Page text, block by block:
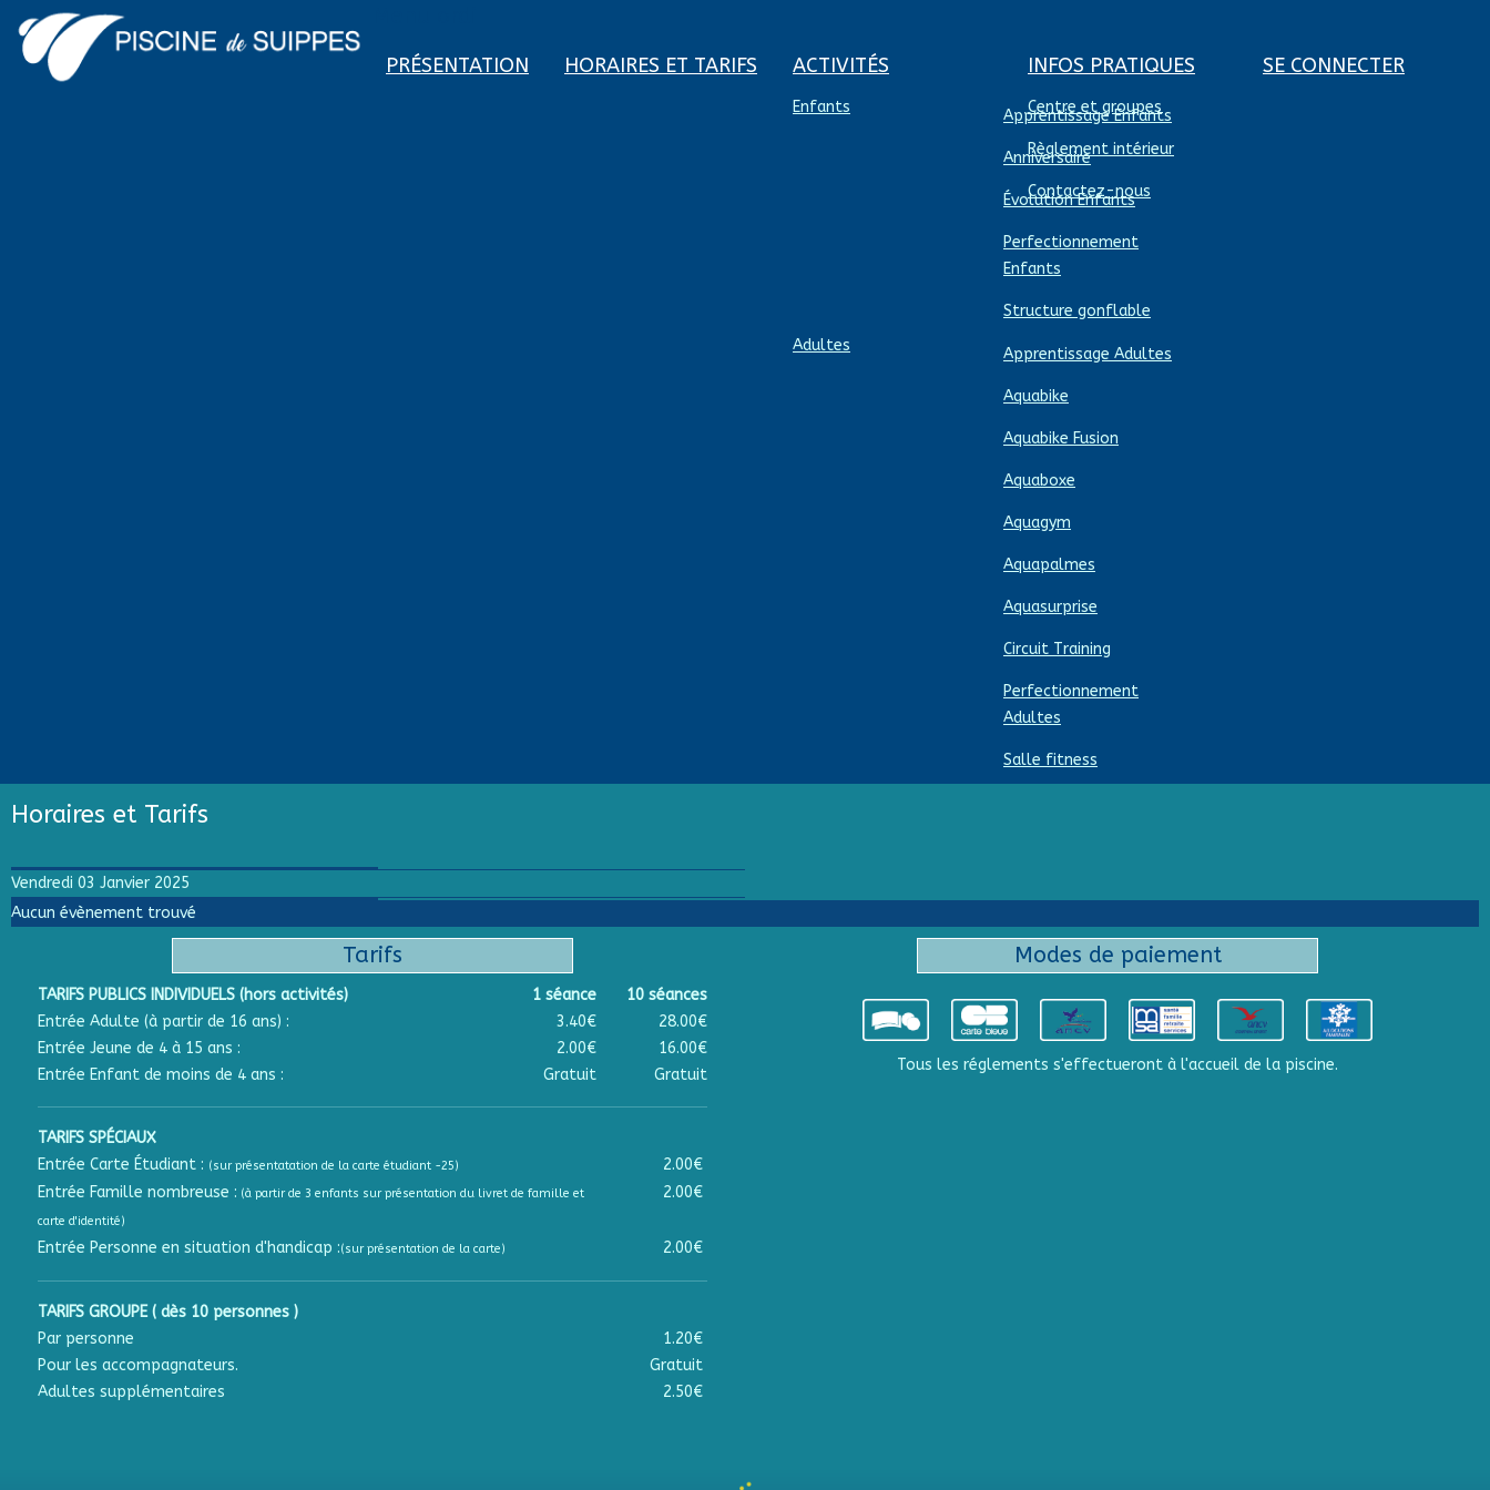
PRÉSENTATION HORAIRES ET TARIFS ACTIVITÉS
Enfants Apprentissage Enfants
Anniversaire
Évolution Enfants
Perfectionnement
Enfants
Structure gonflable
Adultes
Apprentissage Adultes
Aquabike
Aquabike Fusion
Aquaboxe
Aquagym
Aquapalmes
Aquasurprise
Circuit Training
Perfectionnement
Adultes
Salle fitness
INFOS PRATIQUES
Centre et groupes
Règlement intérieur
Contactez-nous
SE CONNECTER
Horaires et Tarifs
Vendredi 03 Janvier 2025
Aucun évènement trouvé
Tarifs
TARIFS PUBLICS INDIVIDUELS (hors activités) 1 séance
10 séances
Entrée Adulte (à partir de 16 ans) :
3.40€
28.00€
Entrée Jeune de 4 à 15 ans :
2.00€
16.00€
Entrée Enfant de moins de 4 ans :
Gratuit Gratuit
TARIFS SPÉCIAUX
Entrée Carte Étudiant : (sur présentatation de la carte étudiant -25)
2.00€
Entrée Famille nombreuse : (à partir de 3 enfants sur présentation du livret de famille et
carte d'identité)
2.00€
Entrée Personne en situation d'handicap :(sur présentation de la carte) 2.00€
TARIFS GROUPE ( dès 10 personnes )
Par personne
1.20€
Pour les accompagnateurs.
Gratuit
Adultes supplémentaires
2.50€
Modes de paiement
Tous les réglements s'effectueront à l'accueil de la piscine.